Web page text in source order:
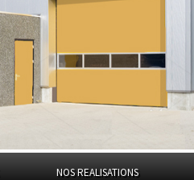
NOS REALISATIONS